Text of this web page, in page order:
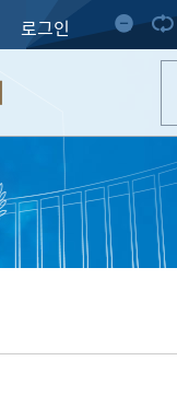
로그인